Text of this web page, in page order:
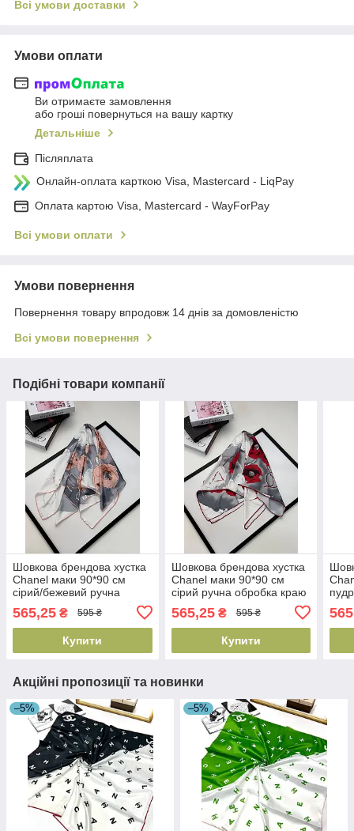
Всі умови доставки
Умови оплати
Ви отримаєте замовлення
або гроші повернуться на вашу картку
Детальніше
Післяплата
Онлайн-оплата карткою Visa, Mastercard - LiqPay
Оплата картою Visa, Mastercard - WayForPay
Всі умови оплати
Умови повернення
Повернення товару впродовж 14 днів за домовленістю
Всі умови повернення
Подібні товари компанії
Шовкова брендова хустка
Chanel маки 90*90 см
сірий/бежевий ручна
565,25 ₴ 595 ₴
Купити
Шовкова брендова хустка
Chanel маки 90*90 см
сірий ручна обробка краю
565,25₴ 595 ₴
Купити
Акційні пропозиції та новинки
–5% –5%